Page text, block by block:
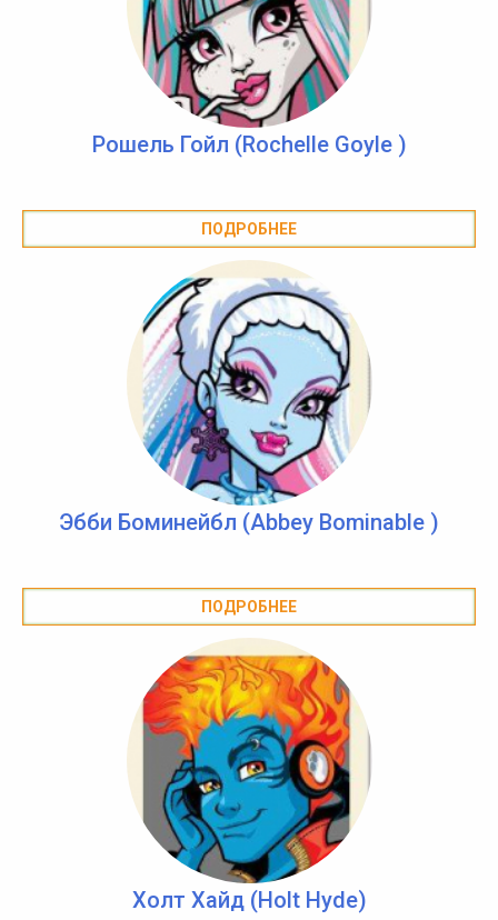
Рошель Гойл (Rochelle Goyle )
ПОДРОБНЕЕ
Эбби Боминейбл (Abbey Bominable )
ПОДРОБНЕЕ
Холт Хайд (Holt Hyde)